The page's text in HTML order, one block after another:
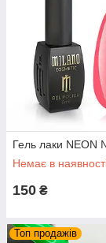
Гель лаки NEON
Немає в
150 ₴
Топ продажів